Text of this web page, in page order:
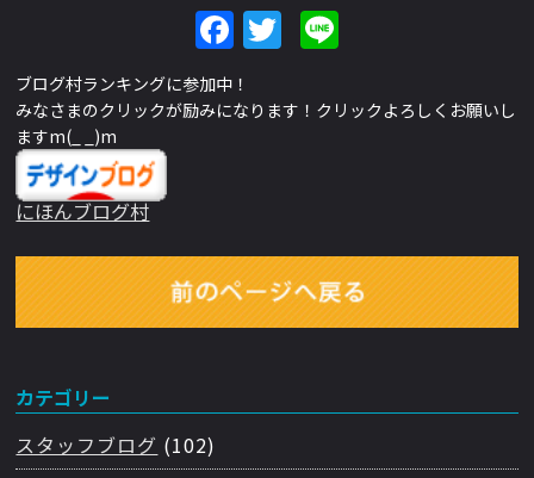
Facebook
Twitter
ブログ村ランキングに参加中！
みなさまのクリックが励みになります！クリックよろしくお願いし
ますm(_ _)m
にほんブログ村
カテゴリー
スタッフブログ (102)